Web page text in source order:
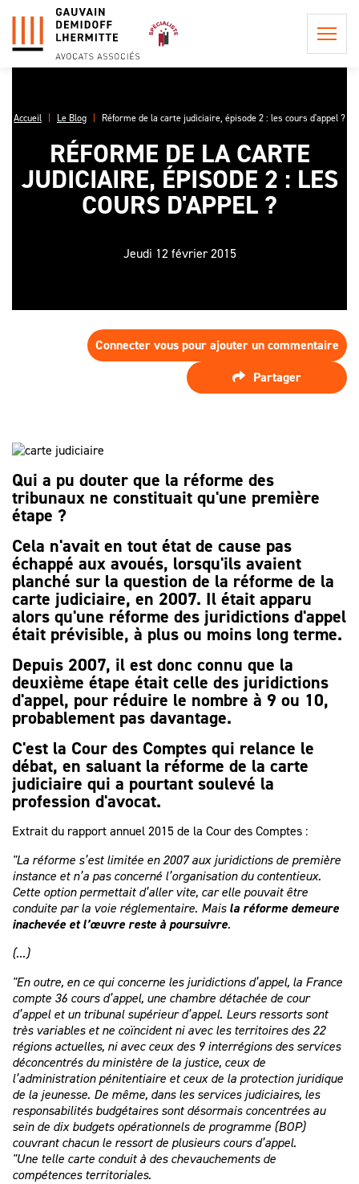
Accueil Le Blog Réforme de la carte judiciaire, épisode 2 : les cours d'appel ?
RÉFORME DE LA CARTE
JUDICIAIRE, ÉPISODE 2 : LES
COURS D'APPEL ?
Jeudi 12 février 2015
Connecter vous pour ajouter un commentaire
Partager
Qui a pu douter que la réforme des
tribunaux ne constituait qu'une première
étape ?
Cela n'avait en tout état de cause pas
échappé aux avoués, lorsqu'ils avaient
planché sur la question de la réforme de la
carte judiciaire, en 2007. Il était apparu
alors qu'une réforme des juridictions d'appel
était prévisible, à plus ou moins long terme.
Depuis 2007, il est donc connu que la
deuxième étape était celle des juridictions
d'appel, pour réduire le nombre à 9 ou 10,
probablement pas davantage.
C'est la Cour des Comptes qui relance le
débat, en saluant la réforme de la carte
judiciaire qui a pourtant soulevé la
profession d'avocat.
Extrait du rapport annuel 2015 de la Cour des Comptes :
"La réforme s’est limitée en 2007 aux juridictions de première
instance et n’a pas concerné l’organisation du contentieux.
Cette option permettait d’aller vite, car elle pouvait être
conduite par la voie réglementaire. Maisla réforme demeure
inachevée et l’œuvre reste à poursuivre.
(...)
"En outre, en ce qui concerne les juridictions d’appel, la France
compte 36 cours d’appel, une chambre détachée de cour
d’appel et un tribunal supérieur d’appel. Leurs ressorts sont
très variables et ne coïncident ni avec les territoires des 22
régions actuelles, ni avec ceux des 9 interrégions des services
déconcentrés du ministère de la justice, ceux de
l’administration pénitentiaire et ceux de la protection juridique
de la jeunesse. De même, dans les services judiciaires, les
responsabilités budgétaires sont désormais concentrées au
sein de dix budgets opérationnels de programme (BOP)
couvrant chacun le ressort de plusieurs cours d’appel.
"Une telle carte conduit à des chevauchements de
compétences territoriales.
SOMMES-
NOUS ?
POSTULATION ET
REPRÉSENTATION
POSTULATION ET DE
REPRÉSENTATION
DÉMARCHES
EN APPEL,
PROCÉDURE
D'APPEL